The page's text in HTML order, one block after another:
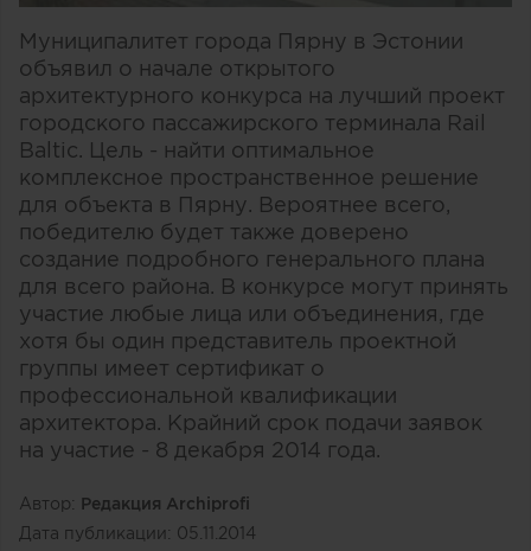
Муниципалитет города Пярну в Эстонии
объявил о начале открытого
архитектурного конкурса на лучший проект
городского пассажирского терминала Rail
Baltic. Цель - найти оптимальное
комплексное пространственное решение
для объекта в Пярну. Вероятнее всего,
победителю будет также доверено
создание подробного генерального плана
для всего района. В конкурсе могут принять
участие любые лица или объединения, где
хотя бы один представитель проектной
группы имеет сертификат о
профессиональной квалификации
архитектора. Крайний срок подачи заявок
на участие - 8 декабря 2014 года.
Автор: Редакция Archiprofi
Дата публикации: 05.11.2014